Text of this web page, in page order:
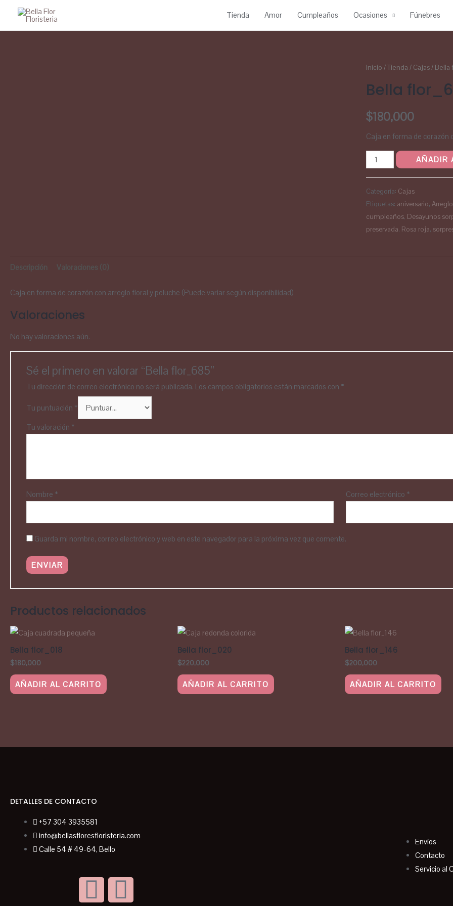
Tienda Amor Cumpleaños Ocasiones Fúnebres
Inicio /Tienda / Cajas/ Bella
Bella
$180,000
Caja en forma de corazón
AÑADIR
Categoría: Cajas
Etiquetas: aniversario,
cumpleaños, Desayunos
preservada, Rosa roja,
Descripción Valoraciones (0)
Caja en forma de corazón con arreglo floral y peluche (Puede variar según disponibilidad)
Valoraciones
No hay valoraciones aún.
Sé el primero en valorar “Bella flor_685”
Tu dirección de correo electrónico no será publicada. Los campos obligatorios están marcados con *
Tu puntuación *
Tu valoración *
Nombre * Correo electrónico *
Guarda mi nombre, correo electrónico y web en este navegador para la próxima vez que comente.
Productos relacionados
Bella flor_018
$180,000
AÑADIR AL CARRITO
Bella flor_020
$220,000
AÑADIR AL CARRITO
Bella flor_146
$200,000
AÑADIR AL CARRITO
DETALLES DE CONTACTO
+57 304 3935581
info@bellasfloresfloristeria.com
Calle 54 # 49-64, Bello
Envíos
Contacto
Servicio al